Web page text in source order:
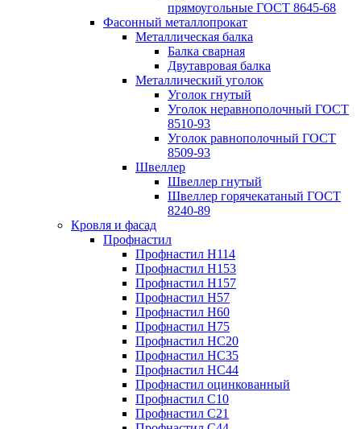
прямоугольные ГОСТ 8645-68
Фасонный металлопрокат
Металлическая балка
Балка сварная
Двутавровая балка
Металлический уголок
Уголок гнутый
Уголок неравнополочный ГОСТ
8510-93
Уголок равнополочный ГОСТ
8509-93
Швеллер
Швеллер гнутый
Швеллер горячекатаный ГОСТ
8240-89
Кровля и фасад
Профнастил
Профнастил Н114
Профнастил Н153
Профнастил Н157
Профнастил Н57
Профнастил Н60
Профнастил Н75
Профнастил НС20
Профнастил НС35
Профнастил НС44
Профнастил оцинкованный
Профнастил С10
Профнастил С21